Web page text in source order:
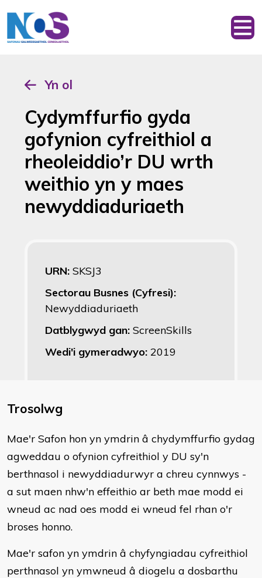
Yn ol
Cydymffurfio gyda
gofynion cyfreithiol a
rheoleiddio’r DU wrth
weithio yn y maes
newyddiaduriaeth
URN: SKSJ3
Sectorau Busnes (Cyfresi):
Newyddiaduriaeth
Datblygwyd gan: ScreenSkills
Wedi'i gymeradwyo: 2019
Trosolwg
​Mae'r Safon hon yn ymdrin â chydymffurfio gydag
agweddau o ofynion cyfreithiol y DU sy'n
berthnasol i newyddiadurwyr a chreu cynnwys -
a sut maen nhw'n effeithio ar beth mae modd ei
wneud ac nad oes modd ei wneud fel rhan o'r
broses honno.
Mae'r safon yn ymdrin â chyfyngiadau cyfreithiol
perthnasol yn ymwneud â diogelu a dosbarthu